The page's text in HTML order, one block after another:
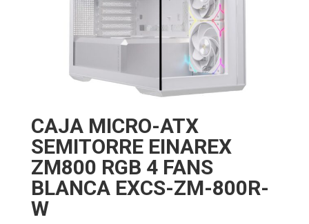
CAJA MICRO-ATX
SEMITORRE EINAREX
ZM800 RGB 4 FANS
BLANCA EXCS-ZM-800R-
W